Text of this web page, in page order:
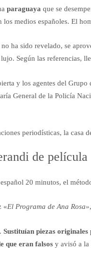
paraguaya que se
los medios españoles. El
ha sido revelado, se
Según las referencias,
y los agentes del
General de la Policía
periodísticas, la casa
de película
20 minutos, el
«El Programa de Ana Rosa»,
Sustituían piezas
que eran falsos y avisó a